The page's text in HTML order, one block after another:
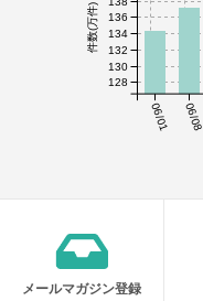
06/01 06/08
件数(万件)
128
130
132
134
136
メールマガジン登録